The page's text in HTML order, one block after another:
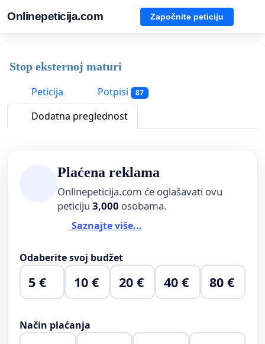
Onlinepeticija.com Započnite peticiju
Stop eksternoj maturi
Peticija
Potpisi 87
Dodatna preglednost
Plaćena reklama
Onlinepeticija.com će oglašavati ovu
peticiju 3,000 osobama.
Saznajte više...
Odaberite svoj budžet
5 € 10 € 20 € 40 € 80 €
Način plaćanja